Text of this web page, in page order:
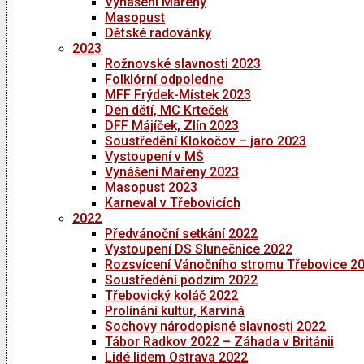
Masopust
Dětské radovánky
2023
Rožnovské slavnosti 2023
Folklórní odpoledne
MFF Frýdek-Místek 2023
Den dětí, MC Krteček
DFF Májíček, Zlín 2023
Soustředění Klokočov – jaro 2023
Vystoupení v MŠ
Vynášení Mařeny 2023
Masopust 2023
Karneval v Třebovicích
2022
Předvánoční setkání 2022
Vystoupení DS Slunečnice 2022
Rozsvícení Vánočního stromu Třebovice
Soustředění podzim 2022
Třebovický koláč 2022
Prolínání kultur, Karviná
Sochovy národopisné slavnosti 2022
Tábor Radkov 2022 – Záhada v Británii
Lidé lidem Ostrava 2022